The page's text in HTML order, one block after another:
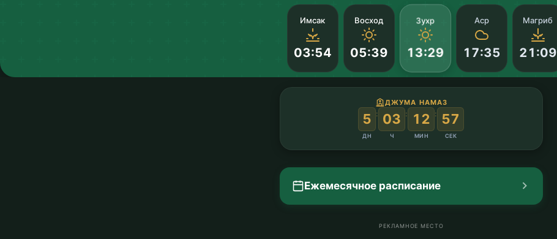
Имсак
03:54
Восход
05:39
Зухр
13:29
Аср
17:35
Магриб
21:09
ДЖУМА НАМАЗ
5
ДН
: 03
Ч
: 12
МИН
: 56
СЕК
Ежемесячное расписание
РЕКЛАМНОЕ МЕСТО